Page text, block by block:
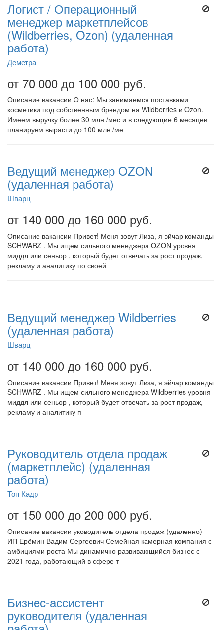
Логист / Операционный
менеджер маркетплейсов
(Wildberries, Ozon) (удаленная
работа)
Деметра
от 70 000 до 100 000 руб.
Описание вакансии О нас: Мы занимаемся поставками
косметики под собственным брендом на Wildberries и Ozon.
Имеем выручку более 30 млн /мес и в следующие 6 месяцев
планируем вырасти до 100 млн /ме
Ведущий менеджер OZON
(удаленная работа)
Шварц
от 140 000 до 160 000 руб.
Описание вакансии Привет! Меня зовут Лиза, я эйчар команды
SCHWARZ . Мы ищем сильного менеджера OZON уровня
миддл или сеньор , который будет отвечать за рост продаж,
рекламу и аналитику по своей
Ведущий менеджер Wildberries
(удаленная работа)
Шварц
от 140 000 до 160 000 руб.
Описание вакансии Привет! Меня зовут Лиза, я эйчар команды
SCHWARZ . Мы ищем сильного менеджера Wildberries уровня
миддл или сеньор , который будет отвечать за рост продаж,
рекламу и аналитику п
Руководитель отдела продаж
(маркетплейс) (удаленная
работа)
Топ Кадр
от 150 000 до 200 000 руб.
Описание вакансии уководитель отдела продаж (удаленно)
ИП Ерёмин Вадим Сергеевич Семейная камерная компания с
амбициями роста Мы динамично развивающийся бизнес с
2021 года, работающий в сфере т
Бизнес-ассистент
руководителя (удаленная